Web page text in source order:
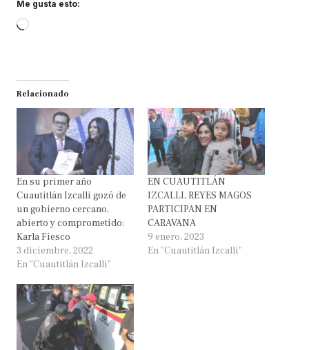
Me gusta esto:
Loading…
Relacionado
En su primer año
Cuautitlán Izcalli gozó de
un gobierno cercano,
abierto y comprometido:
Karla Fiesco
3 diciembre, 2022
En "Cuautitlán Izcalli"
EN CUAUTITLÁN
IZCALLI, REYES MAGOS
PARTICIPAN EN
CARAVANA
9 enero, 2023
En "Cuautitlán Izcalli"